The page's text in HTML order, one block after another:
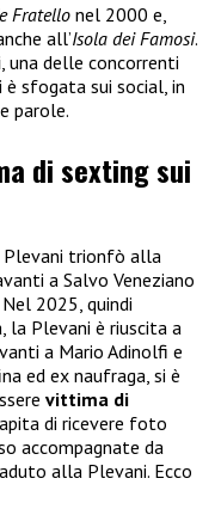
Fratellonel 2000 e,
all’Isola dei Famosi.
, una delle concorrenti
è sfogata sui social, in
parole.
di sexting sui
Plevani trionfò alla
a Salvo Veneziano
2025, quindi
la Plevani è riuscita a
a Mario Adinolfi e
ed ex naufraga, si è
vittima di
di ricevere foto
accompagnate da
alla Plevani. Ecco